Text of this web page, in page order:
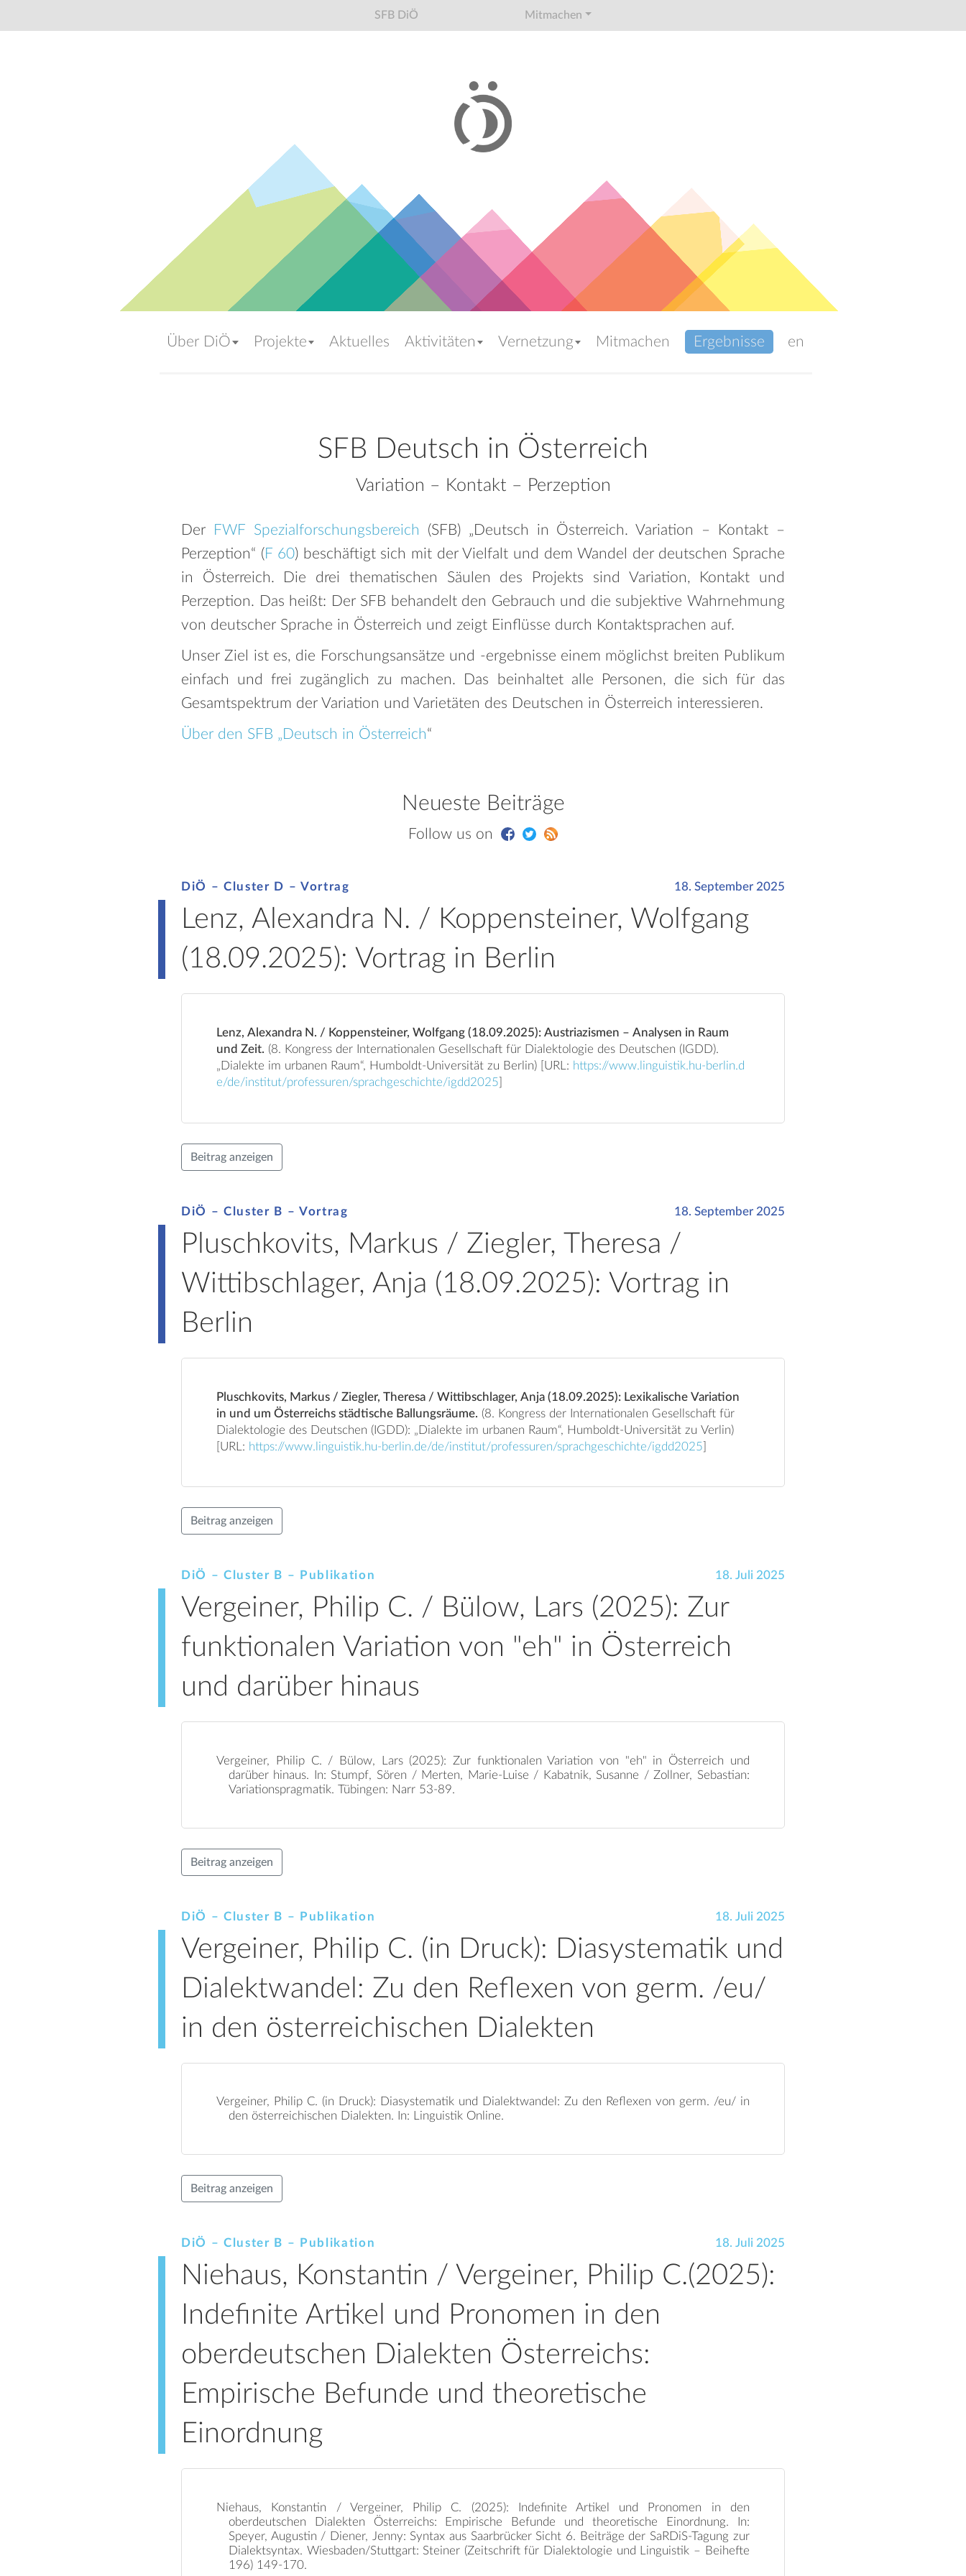
SFB DiÖ Mitmachen
Über DiÖ Projekte Aktuelles Aktivitäten Vernetzung Mitmachen Ergebnisse en
SFB Deutsch in Österreich
Variation – Kontakt – Perzeption
Der FWF Spezialforschungsbereich (SFB) „Deutsch in Österreich. Variation – Kontakt –
Perzeption“ (F 60) beschäftigt sich mit der Vielfalt und dem Wandel der deutschen Sprache
in Österreich. Die drei thematischen Säulen des Projekts sind Variation, Kontakt und
Perzeption. Das heißt: Der SFB behandelt den Gebrauch und die subjektive Wahrnehmung
von deutscher Sprache in Österreich und zeigt Einflüsse durch Kontaktsprachen auf.
Unser Ziel ist es, die Forschungsansätze und -ergebnisse einem möglichst breiten Publikum
einfach und frei zugänglich zu machen. Das beinhaltet alle Personen, die sich für das
Gesamtspektrum der Variation und Varietäten des Deutschen in Österreich interessieren.
Über den SFB „Deutsch in Österreich“
Neueste Beiträge
Follow us on
DiÖ – Cluster D – Vortrag 18. September 2025
Lenz, Alexandra N. / Koppensteiner, Wolfgang
(18.09.2025): Vortrag in Berlin
Lenz, Alexandra N. / Koppensteiner, Wolfgang (18.09.2025): Austriazismen – Analysen in Raum
und Zeit.
„Dialekte im urbanen Raum“, Humboldt-Universität zu Berlin) [URL: https://www.linguistik.hu-berlin.d
e/de/institut/professuren/sprachgeschichte/igdd2025
Beitrag anzeigen
DiÖ – Cluster B – Vortrag 18. September 2025
Pluschkovits, Markus / Ziegler, Theresa /
Wittibschlager, Anja (18.09.2025): Vortrag in
Berlin
Pluschkovits, Markus / Ziegler, Theresa / Wittibschlager, Anja (18.09.2025): Lexikalische Variation
in und um Österreichs städtische Ballungsräume.
Dialektologie des Deutschen (IGDD): „Dialekte im urbanen Raum“, Humboldt-Universität zu Verlin)
[URL: https://www.linguistik.hu-berlin.de/de/institut/professuren/sprachgeschichte/igdd2025
Beitrag anzeigen
DiÖ – Cluster B – Publikation 18. Juli 2025
Vergeiner, Philip C. / Bülow, Lars (2025): Zur
funktionalen Variation von "eh" in Österreich
und darüber hinaus
Vergeiner, Philip C. / Bülow, Lars (2025): Zur funktionalen Variation von "eh" in Österreich und
darüber hinaus. In: Stumpf, Sören / Merten, Marie-Luise / Kabatnik, Susanne / Zollner, Sebastian:
Variationspragmatik. Tübingen: Narr 53-89.
Beitrag anzeigen
DiÖ – Cluster B – Publikation 18. Juli 2025
Vergeiner, Philip C. (in Druck): Diasystematik und
Dialektwandel: Zu den Reflexen von germ. /eu/
in den österreichischen Dialekten
Vergeiner, Philip C. (in Druck): Diasystematik und Dialektwandel: Zu den Reflexen von germ. /eu/ in
den österreichischen Dialekten. In: Linguistik Online.
Beitrag anzeigen
DiÖ – Cluster B – Publikation 18. Juli 2025
Niehaus, Konstantin / Vergeiner, Philip C.(2025):
Indefinite Artikel und Pronomen in den
oberdeutschen Dialekten Österreichs:
Empirische Befunde und theoretische
Einordnung
Niehaus, Konstantin / Vergeiner, Philip C. (2025): Indefinite Artikel und Pronomen in den
oberdeutschen Dialekten Österreichs: Empirische Befunde und theoretische Einordnung. In:
Speyer, Augustin / Diener, Jenny: Syntax aus Saarbrücker Sicht 6. Beiträge der SaRDiS-Tagung zur
Dialektsyntax. Wiesbaden/Stuttgart: Steiner (Zeitschrift für Dialektologie und Linguistik – Beihefte
196) 149-170.